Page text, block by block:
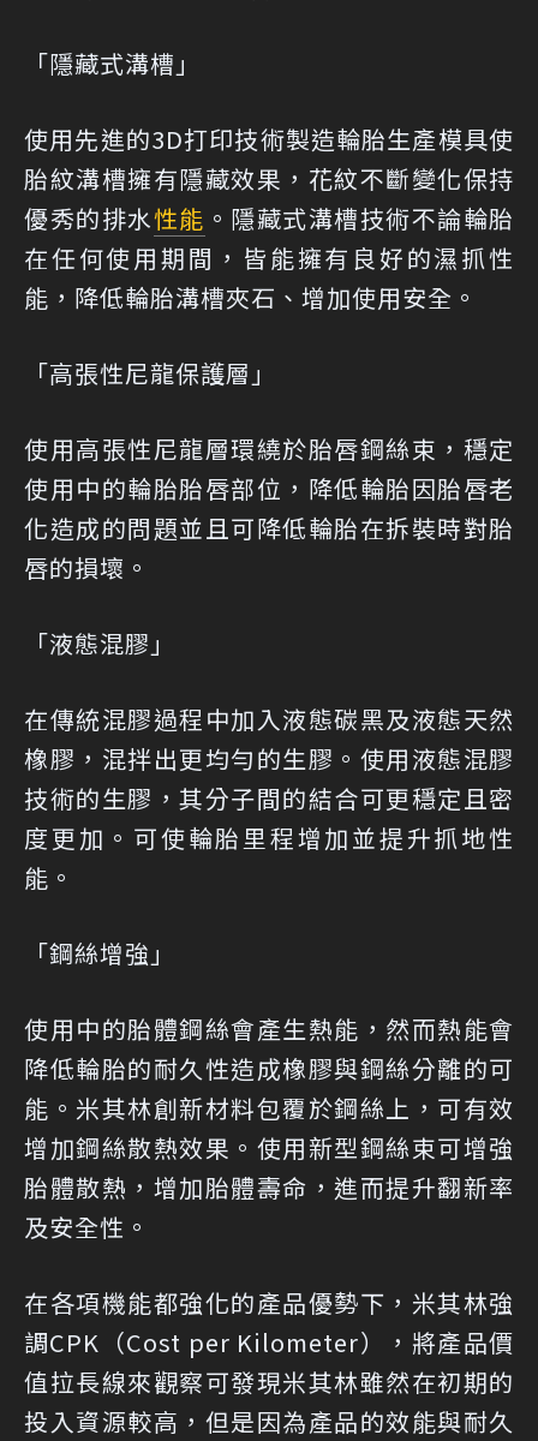
「隱藏式溝槽」
使用先進的3D打印技術製造輪胎生產模具使
胎紋溝槽擁有隱藏效果，花紋不斷變化保持
優秀的排水性能 。隱藏式溝槽技術不論輪胎
在任何使用期間，皆能擁有良好的濕抓性
能，降低輪胎溝槽夾石、增加使用安全。
「高張性尼龍保護層」
使用高張性尼龍層環繞於胎唇鋼絲束，穩定
使用中的輪胎胎唇部位，降低輪胎因胎唇老
化造成的問題並且可降低輪胎在拆裝時對胎
唇的損壞。
「液態混膠」
在傳統混膠過程中加入液態碳黑及液態天然
橡膠，混拌出更均勻的生膠。使用液態混膠
技術的生膠，其分子間的結合可更穩定且密
度更加。可使輪胎里程增加並提升抓地性
能。
「鋼絲增強」
使用中的胎體鋼絲會產生熱能，然而熱能會
降低輪胎的耐久性造成橡膠與鋼絲分離的可
能。米其林創新材料包覆於鋼絲上，可有效
增加鋼絲散熱效果。使用新型鋼絲束可增強
胎體散熱，增加胎體壽命，進而提升翻新率
及安全性。
在各項機能都強化的產品優勢下，米其林強
調CPK（Cost per Kilometer），將產品價
值拉長線來觀察可發現米其林雖然在初期的
投入資源較高，但是因為產品的效能與耐久